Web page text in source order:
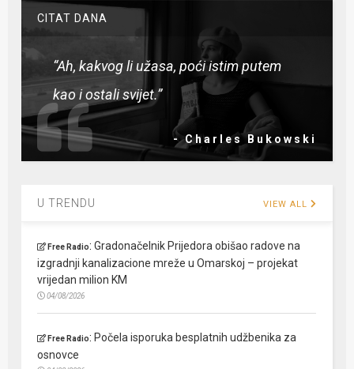
CITAT DANA
“Ah, kakvog li užasa, poći istim putem
kao i ostali svijet.”
- Charles Bukowski
U TRENDU VIEW ALL
Free Radio:Gradonačelnik Prijedora obišao radove na
izgradnji kanalizacione mreže u Omarskoj – projekat
vrijedan milion KM
04/08/2026
Free Radio: Počela isporuka besplatnih udžbenika za
osnovce